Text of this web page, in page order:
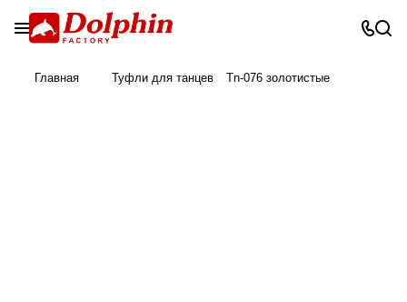
Главная Туфли для танцев Tn-076 золотистые